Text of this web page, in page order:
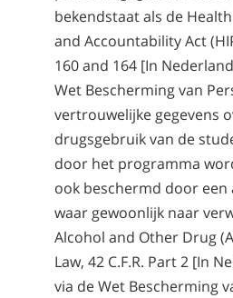
bekendstaat als de
and Accountability Act
160 and 164 [In
Wet Bescherming van
vertrouwelijke gegevens
drugsgebruik van de
door het programma
ook beschermd door een
waar gewoonlijk naar
Alcohol and Other Drug
Law, 42 C.F.R. Part 2 [In
via de Wet Bescherming